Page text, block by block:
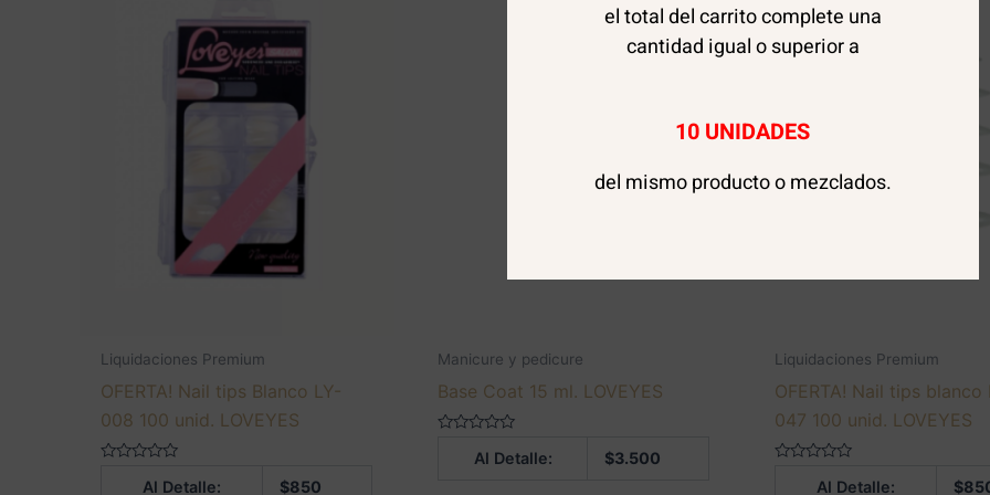
Liquidaciones Premium
OFERTA! Nail tips Blanco LY-
008 100 unid. LOVEYES
Al Detalle: $850
Manicure y pedicure
Base Coat 15 ml. LOVEYES
Al Detalle: $3.500
Liquidaciones Premium
OFERTA! Nail tips blanco
047 100 unid. LOVEYES
Al Detalle: $
el total del carrito complete una
cantidad igual o superior a
10 UNIDADES
del mismo producto o mezclados.